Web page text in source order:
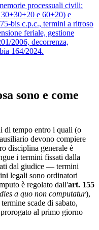
processuali civili:
e 60+20) e
bis c.p.c., termini a ritroso
feriale, gestione
2006, decorrenza,
164/2024.
sono e come
di tempo entro i quali (o
devono compiere
disciplina generale è
i termini fissati dalla
dal giudice — termini
legali sono ordinatori
è regolato dall'art. 155
dies a quo non computatur),
scade di sabato,
al primo giorno